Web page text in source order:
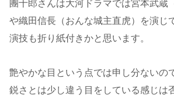
團十郎さんは大河ドラマでは宮本武蔵
や織田信長（おんな城主直虎）を演じ
演技も折り紙付きかと思います。
艶やかな目という点では申し分ないの
鋭さとは少し違う目をしている感じは